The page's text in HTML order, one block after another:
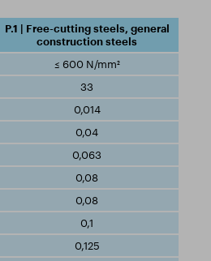
P.1 | Free-cutting steels, general
construction steels
≤ 600 N/mm²
33
0,014
0,04
0,063
0,08
0,08
0,1
0,125